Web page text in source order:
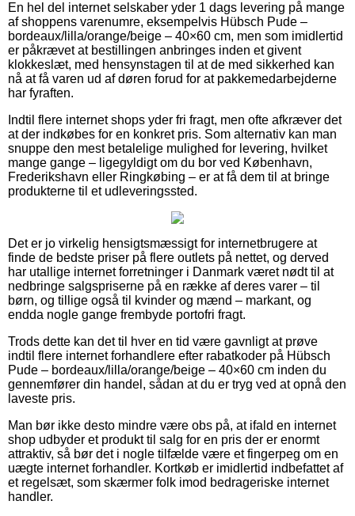
En hel del internet selskaber yder 1 dags levering på mange
af shoppens varenumre, eksempelvis Hübsch Pude –
bordeaux/lilla/orange/beige – 40×60 cm, men som imidlertid
er påkrævet at bestillingen anbringes inden et givent
klokkeslæt, med hensynstagen til at de med sikkerhed kan
nå at få varen ud af døren forud for at pakkemedarbejderne
har fyraften.
Indtil flere internet shops yder fri fragt, men ofte afkræver det
at der indkøbes for en konkret pris. Som alternativ kan man
snuppe den mest betalelige mulighed for levering, hvilket
mange gange – ligegyldigt om du bor ved København,
Frederikshavn eller Ringkøbing – er at få dem til at bringe
produkterne til et udleveringssted.
Det er jo virkelig hensigtsmæssigt for internetbrugere at
finde de bedste priser på flere outlets på nettet, og derved
har utallige internet forretninger i Danmark været nødt til at
nedbringe salgspriserne på en række af deres varer – til
børn, og tillige også til kvinder og mænd – markant, og
endda nogle gange frembyde portofri fragt.
Trods dette kan det til hver en tid være gavnligt at prøve
indtil flere internet forhandlere efter rabatkoder på Hübsch
Pude – bordeaux/lilla/orange/beige – 40×60 cm inden du
gennemfører din handel, sådan at du er tryg ved at opnå den
laveste pris.
Man bør ikke desto mindre være obs på, at ifald en internet
shop udbyder et produkt til salg for en pris der er enormt
attraktiv, så bør det i nogle tilfælde være et fingerpeg om en
uægte internet forhandler. Kortkøb er imidlertid indbefattet af
et regelsæt, som skærmer folk imod bedrageriske internet
handler.